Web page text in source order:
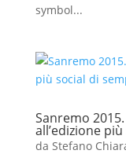
symbol...
Sanremo
all’edizione
da Stefano